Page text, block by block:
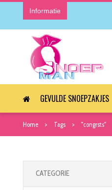
Informatie
GEVULDE SNOEPZAKJES
Home Tags "congrsts"
CATEGORIE